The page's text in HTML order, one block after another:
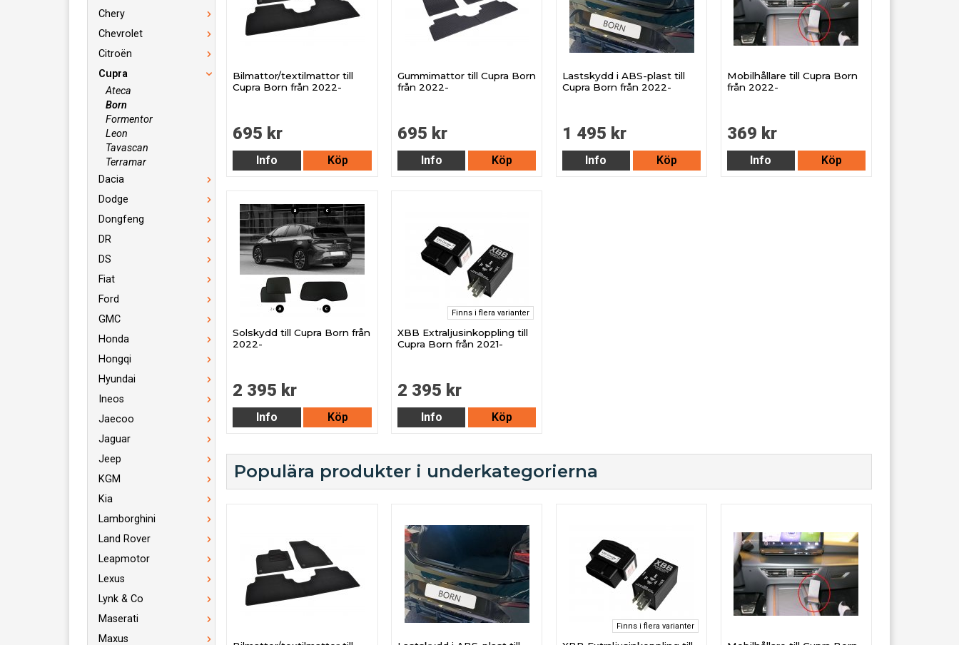
Chery
Chevrolet
Citroën
Cupra
Ateca
Born
Formentor
Leon
Tavascan
Terramar
Dacia
Dodge
Dongfeng
DR
DS
Fiat
Ford
GMC
Honda
Hongqi
Hyundai
Ineos
Jaecoo
Jaguar
Jeep
KGM
Kia
Lamborghini
Land Rover
Leapmotor
Lexus
Lynk & Co
Maserati
Maxus
Bilmattor/textilmattor till
Cupra Born från 2022-
695 kr
Info Köp
Gummimattor till Cupra Born
från 2022-
695 kr
Info Köp
Lastskydd i ABS-plast till
Cupra Born från 2022-
1 495 kr
Info Köp
Mobilhållare till Cupra Born
från 2022-
369 kr
Info Köp
Solskydd till Cupra Born från
2022-
2 395 kr
Info Köp
Finns i flera varianter
XBB Extraljusinkoppling till
Cupra Born från 2021-
2 395 kr
Info Köp
Populära produkter i underkategorierna
Finns i flera varianter